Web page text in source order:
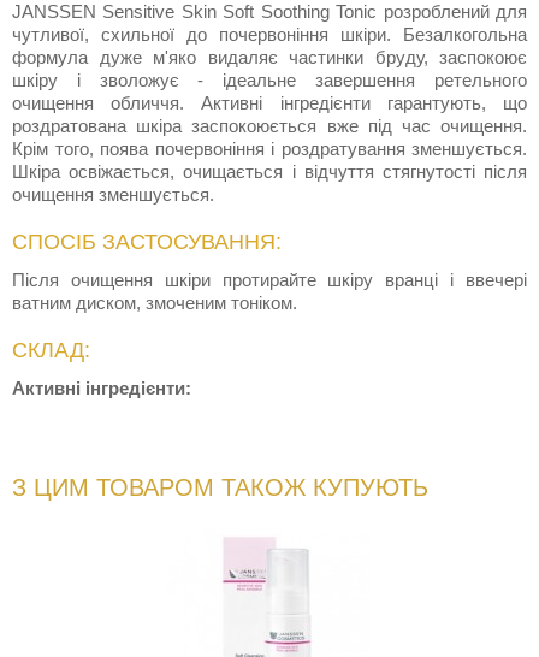
JANSSEN Sensitive Skin Soft Soothing Tonic розроблений для
чутливої, схильної до почервоніння шкіри. Безалкогольна
формула дуже м'яко видаляє частинки бруду, заспокоює
шкіру і зволожує - ідеальне завершення ретельного
очищення обличчя. Активні інгредієнти гарантують, що
роздратована шкіра заспокоюється вже під час очищення.
Крім того, поява почервоніння і роздратування зменшується.
Шкіра освіжається, очищається і відчуття стягнутості після
очищення зменшується.
СПОСІБ ЗАСТОСУВАННЯ:
Після очищення шкіри протирайте шкіру вранці і ввечері
ватним диском, змоченим тоніком.
СКЛАД:
Активні інгредієнти:
З ЦИМ ТОВАРОМ ТАКОЖ КУПУЮТЬ